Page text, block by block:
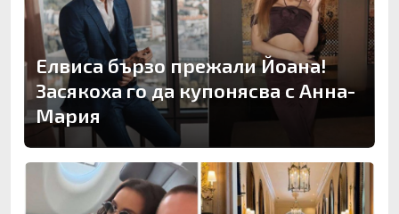
Елвиса бързо прежали Йоана!
Засякоха го да купонясва с Анна-
Мария